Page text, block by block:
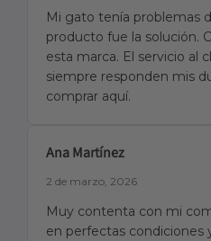
Mi gato tenía problemas
producto fue la solución.
esta marca. El servicio al
siempre responden mis
comprar aquí.
Ana Martínez
2 de marzo, 2026
Muy contenta con mi
en perfectas condiciones